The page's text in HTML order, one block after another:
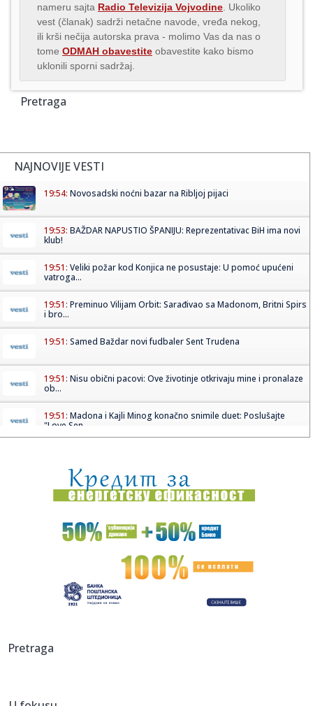
nameru sajta Radio Televizija Vojvodine . Ukoliko
vest (članak) sadrži netačne navode, vređa nekog,
ili krši nečija autorska prava - molimo Vas da nas o
tome ODMAH obavestite obavestite kako bismo
uklonili sporni sadržaj.
Pretraga
NAJNOVIJE VESTI
19:54: Novosadski noćni bazar na Ribljoj pijaci
19:53: BAŽDAR NAPUSTIO ŠPANIJU: Reprezentativac BiH ima novi
klub!
19:51: Veliki požar kod Konjica ne posustaje: U pomoć upućeni
vatroga...
19:51: Preminuo Vilijam Orbit: Sarađivao sa Madonom, Britni Spirs
i bro...
19:51: Samed Baždar novi fudbaler Sent Trudena
19:51: Nisu obični pacovi: Ove životinje otkrivaju mine i pronalaze
ob...
19:51: Madona i Kajli Minog konačno snimile duet: Poslušajte
"Love Sen...
19:51:Odmor u Beogradu završio incidentom: S gošćama iz
Amerike "zar...
19:51:Volkswagen sprema zaokret, planira prvi pikap proizveden
u Americ...
Veliki požar u Grudama: Gori više od 40 hektara,
19:49:Šta od voća smijete unijeti u Hrvatsku iz BiH: Kazne mogu
ulazak n...
Pretraga